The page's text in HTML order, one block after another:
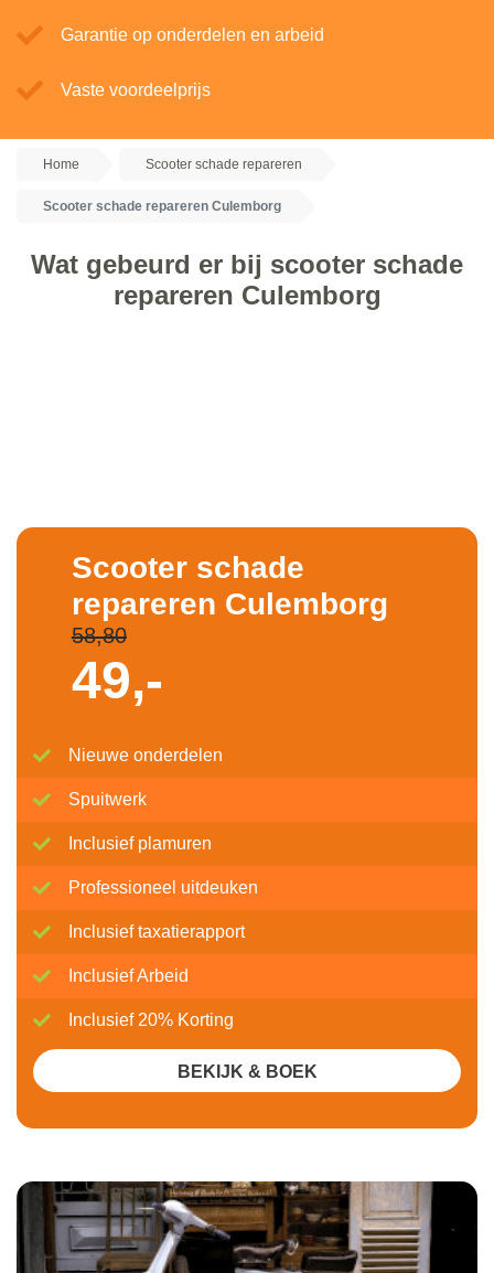
Garantie op onderdelen en arbeid
Vaste voordeelprijs
Home Scooter schade repareren
Scooter schade repareren Culemborg
Wat gebeurd er bij scooter schade
repareren Culemborg
Scooter schade
repareren Culemborg
58,80
49,-
Nieuwe onderdelen
Spuitwerk
Inclusief plamuren
Professioneel uitdeuken
Inclusief taxatierapport
Inclusief Arbeid
Inclusief 20% Korting
BEKIJK & BOEK